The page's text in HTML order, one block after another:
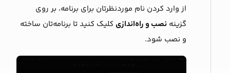
از وارد کردن نام موردنظرتان برای برنامه، بر روی
گزینه نصب و راه‌اندازی کلیک کنید تا برنامه‌‌تان ساخته
و نصب شود.